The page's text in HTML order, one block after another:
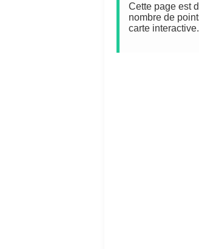
Cette page est
nombre de
carte interactive.